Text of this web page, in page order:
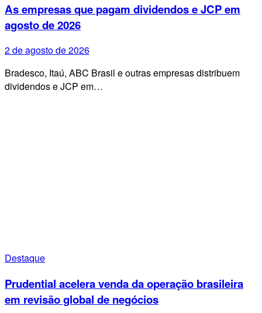
As empresas que pagam dividendos e JCP em
agosto de 2026
2 de agosto de 2026
Bradesco, Itaú, ABC Brasil e outras empresas distribuem
dividendos e JCP em…
Destaque
Prudential acelera venda da operação brasileira
em revisão global de negócios